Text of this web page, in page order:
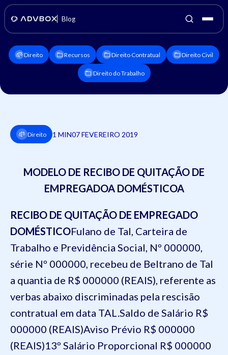
Blog
Direito Recursos Direito Contratual Direito Civil
Direito do Trabalho
Direito 1 MIN07 FEVEREIRO 2019
MODELO DE RECIBO DE QUITAÇÃO DE
EMPREGADOA DOMÉSTICOA
RECIBO DE QUITAÇÃO DE EMPREGADO
DOMÉSTICOFulano de Tal, Carteira de
Trabalho e Previdência Social, Nº 000000,
série Nº 000000, recebeu de Beltrano de Tal
a quantia de R$ 000000 (REAIS), referente as
verbas abaixo discriminadas pela rescisão
contratual em data TAL.Saldo de Salário R$
000000 (REAIS)Aviso Prévio R$ 000000
(REAIS)13º Salário Proporcional R$ 000000